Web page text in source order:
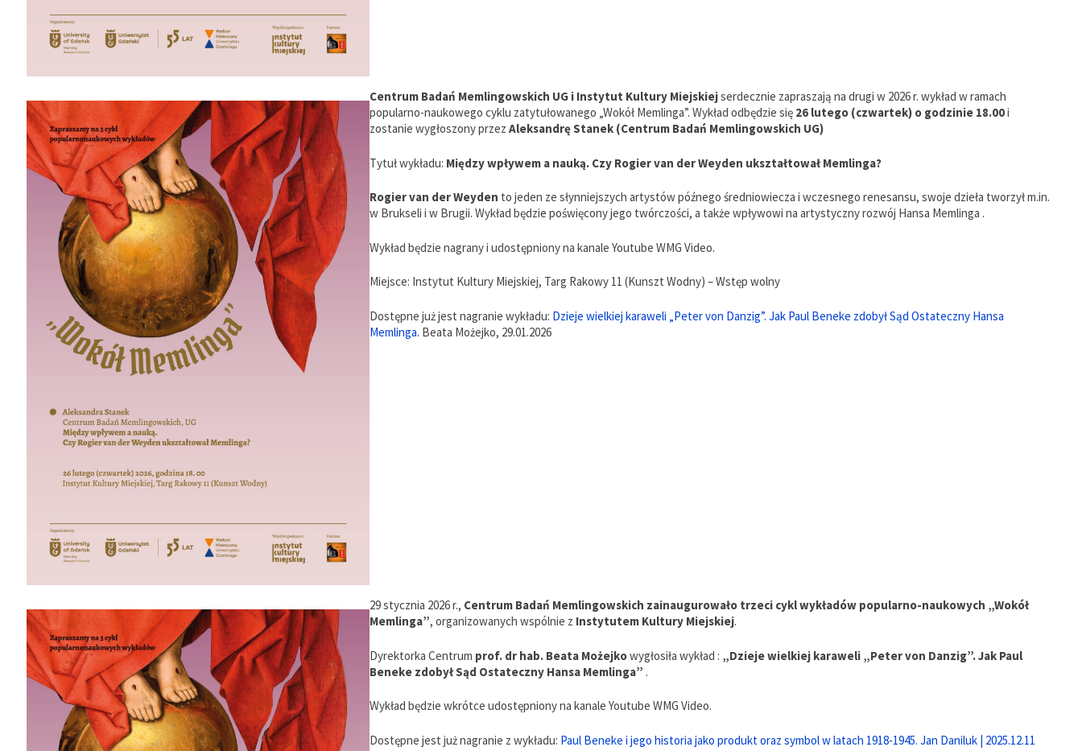
Centrum Badań Memlingowskich UG i Instytut Kultury Miejskiejserdecznie zapraszają na drugi w 2026 r. wykład w ramach
popularno-naukowego cyklu zatytułowanego „Wokół Memlinga”. Wykład odbędzie się 26 lutego (czwartek) o godzinie 18.00i
zostanie wygłoszony przezAleksandrę Stanek (Centrum Badań Memlingowskich UG)
Tytuł wykładu: Między wpływem a nauką. Czy Rogier van der Weyden ukształtował Memlinga?
Rogier van der Weyden to jeden ze słynniejszych artystów późnego średniowiecza i wczesnego renesansu, swoje dzieła tworzył m.in.
w Brukseli i w Brugii. Wykład będzie poświęcony jego twórczości, a także wpływowi na artystyczny rozwój Hansa Memlinga .
Wykład będzie nagrany i udostępniony na kanale Youtube WMG Video.
Miejsce: Instytut Kultury Miejskiej, Targ Rakowy 11 (Kunszt Wodny) – Wstęp wolny
Dostępne już jest nagranie wykładu: Dzieje wielkiej karaweli „Peter von Danzig”. Jak Paul Beneke zdobył Sąd Ostateczny Hansa
Memlinga. Beata Możejko, 29.01.2026
29 stycznia 2026 r., Centrum Badań Memlingowskich zainaugurowało trzeci cykl wykładów popularno-naukowych „Wokół
Memlinga”, organizowanych wspólnie z Instytutem Kultury Miejskiej.
Dyrektorka Centrum prof. dr hab. Beata Możejkowygłosiła wykład : „Dzieje wielkiej karaweli „Peter von Danzig”. Jak Paul
Beneke zdobył Sąd Ostateczny Hansa Memlinga” .
Wykład będzie wkrótce udostępniony na kanale Youtube WMG Video.
Dostępne jest już nagranie z wykładu: Paul Beneke i jego historia jako produkt oraz symbol w latach 1918-1945. Jan Daniluk | 2025.12.11